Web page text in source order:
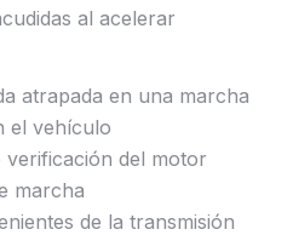
al acelerar
atrapada en una marcha
el vehículo
verificación del motor
marcha
de la transmisión